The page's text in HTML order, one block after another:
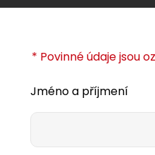
* Povinné údaje jsou
Jméno a příjmení